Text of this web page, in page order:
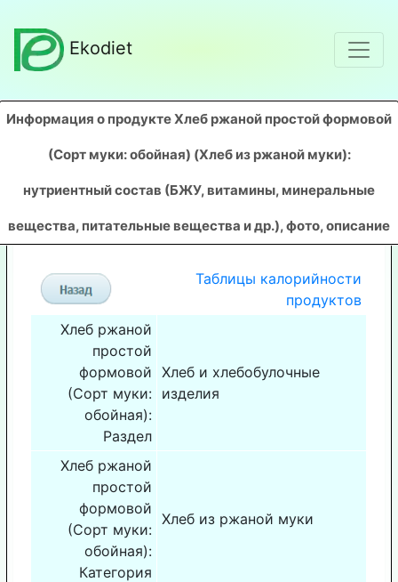
Ekodiet
Информация о продукте Хлеб ржаной простой формовой
(Сорт муки: обойная) (Хлеб из ржаной муки):
нутриентный состав (БЖУ, витамины, минеральные
вещества, питательные вещества и др.), фото, описание
Таблицы калорийности
продуктов
Хлеб ржаной
простой
формовой
(Сорт муки:
обойная):
Раздел
Хлеб и хлебобулочные
изделия
Хлеб ржаной
простой
формовой
(Сорт муки:
обойная):
Категория
Хлеб из ржаной муки